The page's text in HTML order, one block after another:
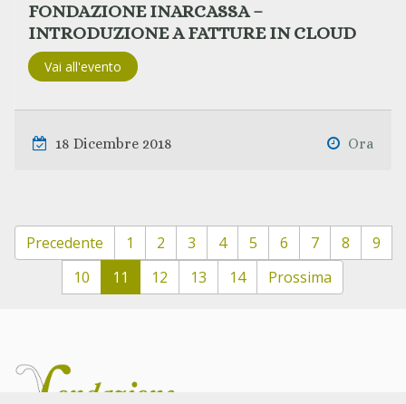
FONDAZIONE INARCASSA –
INTRODUZIONE A FATTURE IN CLOUD
Vai all'evento
18 Dicembre 2018 Ora
Precedente 1 2 3 4 5 6 7 8
9
10
11 (current)
12 13 14 Prossima